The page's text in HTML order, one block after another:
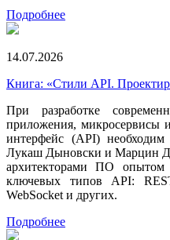
Подробнее
14.07.2026
Книга: «Стили API.
При разработке
приложения, микросервисы
интерфейс (API)
Лукаш Дыновски и Марцин
архитекторами ПО опытом
ключевых типов API:
WebSocket и других.
Подробнее